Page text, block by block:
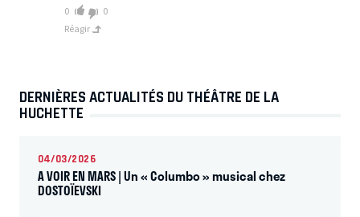
0
0
Réagir
DERNIÈRES ACTUALITÉS DU THÉÂTRE DE LA
HUCHETTE
04/03/2026
A VOIR EN MARS | Un « Columbo » musical chez
DOSTOÏEVSKI